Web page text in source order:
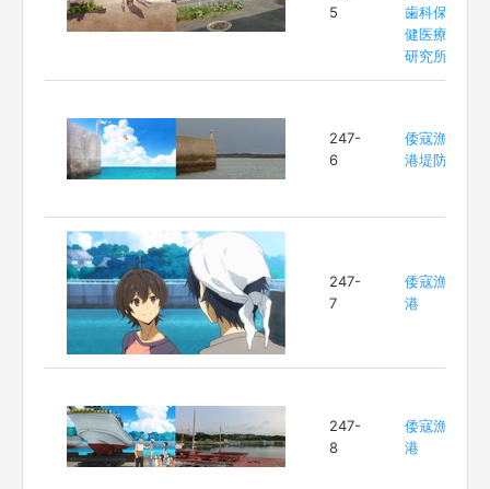
5
歯科保
健医療
研究所
247-
6
倭寇漁
港堤防
247-
7
倭寇漁
港
247-
8
倭寇漁
港